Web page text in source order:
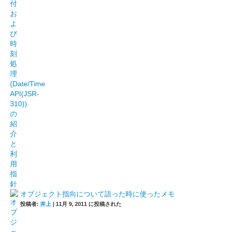
オブジェクト指向について語った時に使ったメモ
投稿者: 井上 11月 9, 2011 に投稿された